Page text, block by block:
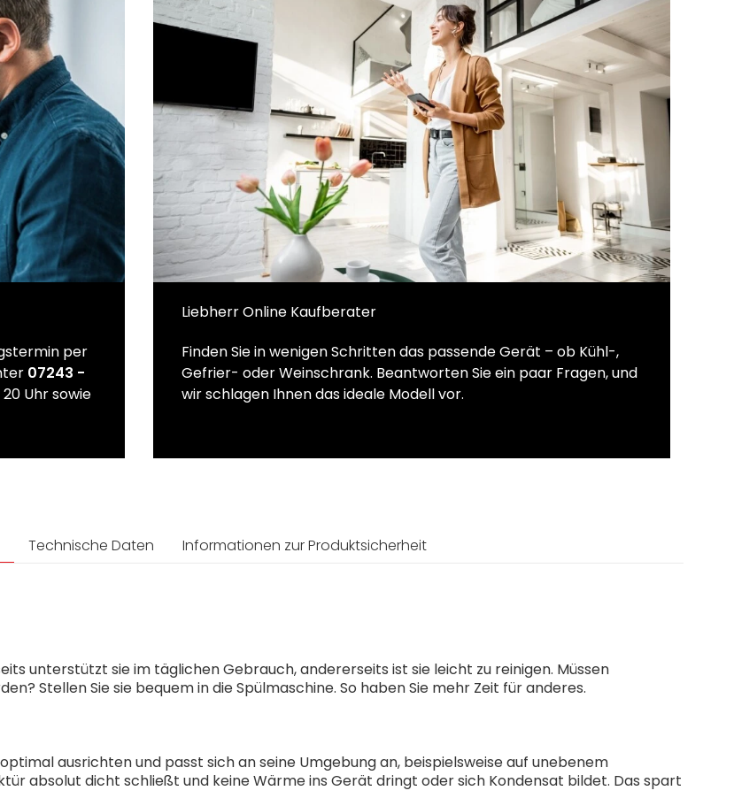
per
07243 -
Uhr sowie
Liebherr Online Kaufberater
Finden Sie in wenigen Schritten das passende Gerät – ob Kühl-,
Gefrier- oder Weinschrank. Beantworten Sie ein paar Fragen, und
wir schlagen Ihnen das ideale Modell vor.
Technische Daten Informationen zur Produktsicherheit
unterstützt sie im täglichen Gebrauch, andererseits ist sie leicht zu reinigen. Müssen
Stellen Sie sie bequem in die Spülmaschine. So haben Sie mehr Zeit für anderes.
ausrichten und passt sich an seine Umgebung an, beispielsweise auf unebenem
absolut dicht schließt und keine Wärme ins Gerät dringt oder sich Kondensat bildet. Das spart